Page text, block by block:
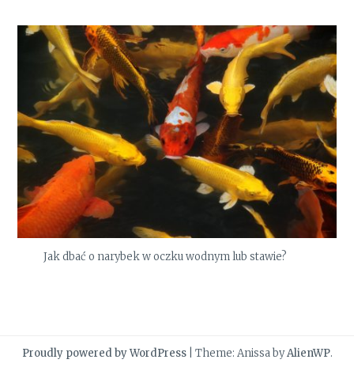
Jak dbać o narybek w oczku wodnym lub stawie?
Proudly powered by WordPress Theme: Anissa byAlienWP.